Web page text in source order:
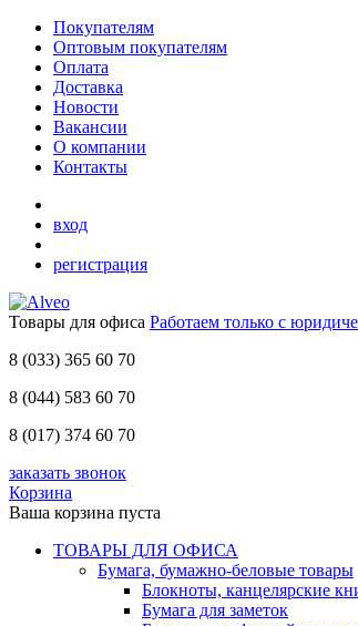
Покупателям
Оптовым покупателям
Оплата
Доставка
Новости
Вакансии
О компании
Контакты
вход
регистрация
Товары для офиса Работаем только с
8 (033) 365 60 70
8 (044) 583 60 70
8 (017) 374 60 70
заказать звонок
Корзина
Ваша корзина пуста
ТОВАРЫ ДЛЯ ОФИСА
Бумага, бумажно-беловые товары
Блокноты, канцелярские
Бумага для заметок